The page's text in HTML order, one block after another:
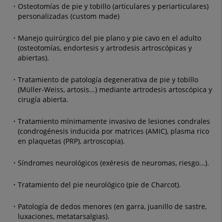
Osteotomías de pie y tobillo (articulares y periarticulares)
personalizadas (custom made)
Manejo quirúrgico del pie plano y pie cavo en el adulto
(osteotomías, endortesis y artrodesis artroscópicas y
abiertas).
Tratamiento de patología degenerativa de pie y tobillo
(Müller-Weiss, artosis...) mediante artrodesis artoscópica y
cirugía abierta.
Tratamiento mínimamente invasivo de lesiones condrales
(condrogénesis inducida por matrices (AMIC), plasma rico
en plaquetas (PRP), artroscopia).
Síndromes neurológicos (exéresis de neuromas, riesgo...).
Tratamiento del pie neurológico (pie de Charcot).
Patología de dedos menores (en garra, juanillo de sastre,
luxaciones, metatarsalgias).